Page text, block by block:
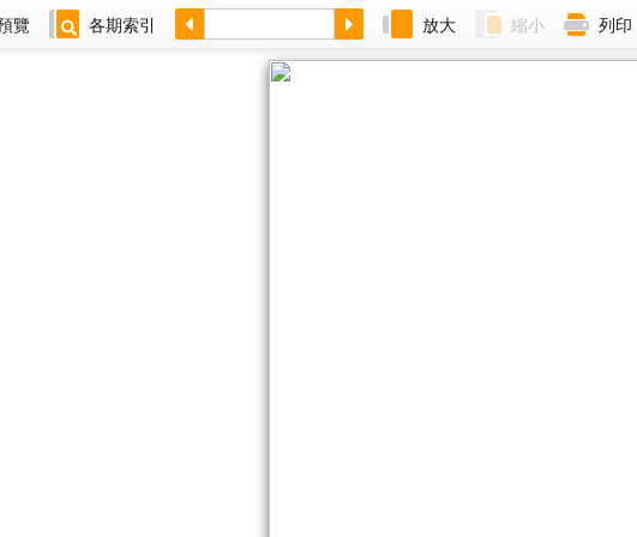
覽 各期索引 放大 縮小 列印